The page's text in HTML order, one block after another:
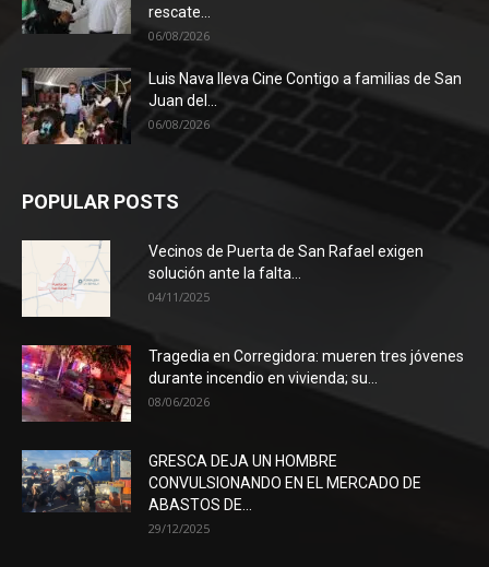
rescate...
06/08/2026
Luis Nava lleva Cine Contigo a familias de San
Juan del...
06/08/2026
POPULAR POSTS
Vecinos de Puerta de San Rafael exigen
solución ante la falta...
04/11/2025
Tragedia en Corregidora: mueren tres jóvenes
durante incendio en vivienda; su...
08/06/2026
GRESCA DEJA UN HOMBRE
CONVULSIONANDO EN EL MERCADO DE
ABASTOS DE...
29/12/2025